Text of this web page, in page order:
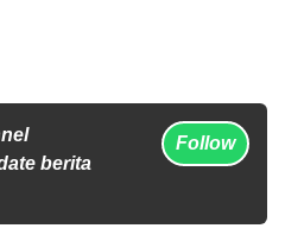
berita
Follow